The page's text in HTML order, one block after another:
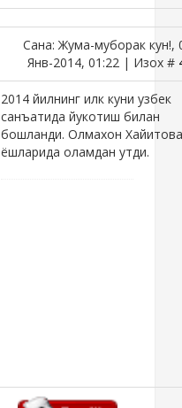
Сана: Жума-муборак кун!,
Янв-2014, 01:22 | Изох #
2014 йилнинг илк куни узбек
санъатида йукотиш билан
бошланди. Олмахон
ёшларида оламдан утди.